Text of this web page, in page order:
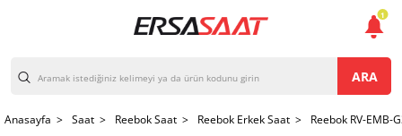
ARA
Anasayfa > Saat > Reebok Saat > Reebok Erkek Saat > Reebok RV-EMB-
1